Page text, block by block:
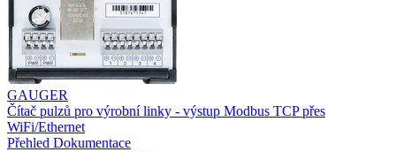
GAUGER
Čítač pulzů pro výrobní linky - výstup Modbus TCP přes
WiFi/Ethernet
Přehled Dokumentace